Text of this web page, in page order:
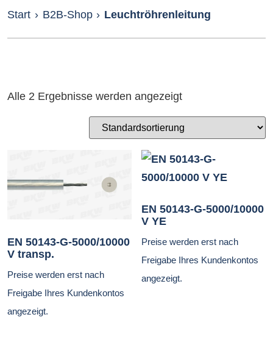
Start › B2B-Shop › Leuchtröhrenleitung
Alle 2 Ergebnisse werden angezeigt
EN 50143-G-5000/10000
V transp.
Preise werden erst nach
Freigabe Ihres Kundenkontos
angezeigt.
EN 50143-G-5000/10000
V YE
Preise werden erst nach
Freigabe Ihres Kundenkontos
angezeigt.